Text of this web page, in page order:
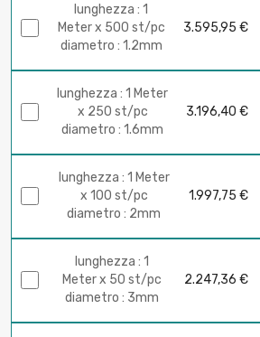
lunghezza : 1
Meter x 500 st/pc
diametro : 1.2mm
3.595,95 €
lunghezza : 1 Meter
x 250 st/pc
diametro : 1.6mm
3.196,40 €
lunghezza : 1 Meter
x 100 st/pc
diametro : 2mm
1.997,75 €
lunghezza : 1
Meter x 50 st/pc
diametro : 3mm
2.247,36 €